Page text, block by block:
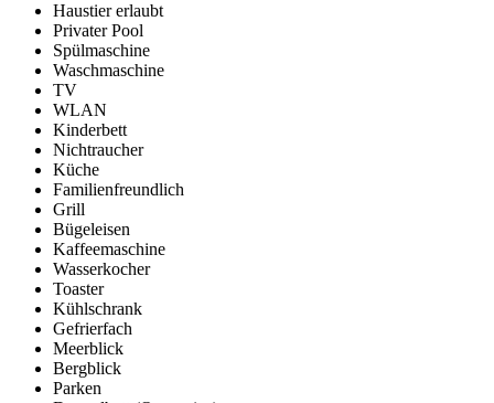
Haustier erlaubt
Privater Pool
Spülmaschine
Waschmaschine
TV
WLAN
Kinderbett
Nichtraucher
Küche
Familienfreundlich
Grill
Bügeleisen
Kaffeemaschine
Wasserkocher
Toaster
Kühlschrank
Gefrierfach
Meerblick
Bergblick
Parken